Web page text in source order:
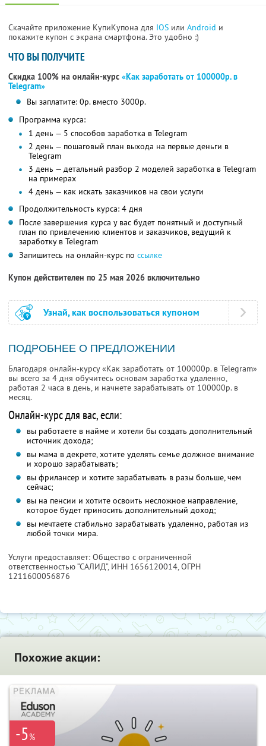
Скачайте приложение КупиКупона для IOS или Android и
покажите купон с экрана смартфона. Это удобно :)
ЧТО ВЫ ПОЛУЧИТЕ
Скидка 100% на онлайн-курс «Как заработать от 100000р. в
Telegram»
Вы заплатите: 0р. вместо 3000р.
Программа курса:
1 день — 5 способов заработка в Telegram
2 день — пошаговый план выхода на первые деньги в
Telegram
3 день — детальный разбор 2 моделей заработка в Telegram
на примерах
4 день — как искать заказчиков на свои услуги
Продолжительность курса: 4 дня
После завершения курса у вас будет понятный и доступный
план по привлечению клиентов и заказчиков, ведущий к
заработку в Telegram
Запишитесь на онлайн-курс по ссылке
Купон действителен по 25 мая 2026 включительно
Узнай, как воспользоваться купоном
ПОДРОБНЕЕ О ПРЕДЛОЖЕНИИ
Благодаря онлайн-курсу «Как заработать от 100000р. в Telegram»
вы всего за 4 дня обучитесь основам заработка удаленно,
работая 2 часа в день, и начнете зарабатывать от 100000р. в
месяц.
Онлайн-курс для вас, если:
вы работаете в найме и хотели бы создать дополнительный
источник дохода;
вы мама в декрете, хотите уделять семье должное внимание
и хорошо зарабатывать;
вы фрилансер и хотите зарабатывать в разы больше, чем
сейчас;
вы на пенсии и хотите освоить несложное направление,
которое будет приносить дополнительный доход;
вы мечтаете стабильно зарабатывать удаленно, работая из
любой точки мира.
Услуги предоставляет: Общество с ограниченной
ответственностью “САЛИД”, ИНН 1656120014, ОГРН
1211600056876
Похожие акции:
-5%